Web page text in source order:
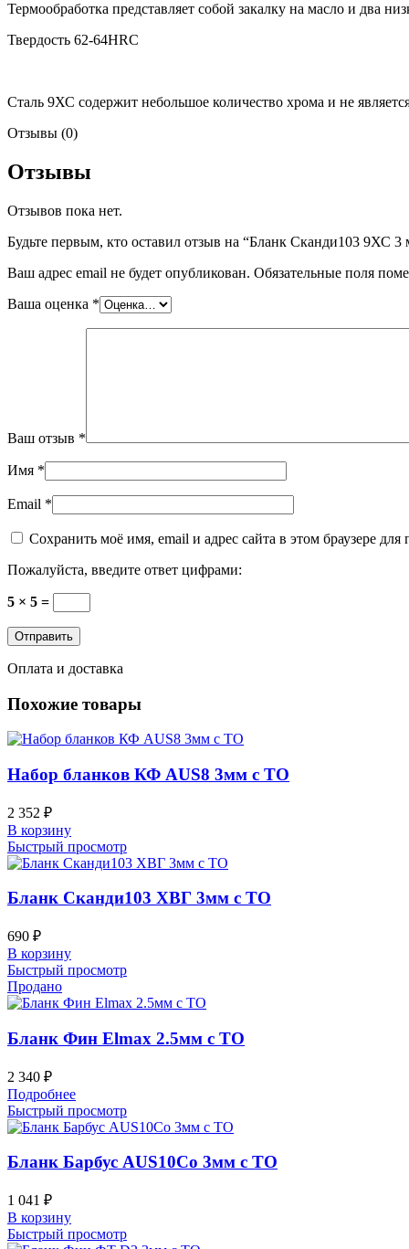
Термообработка представляет собой закалку на масло и два
Твердость 62-64HRC
Сталь 9ХС содержит небольшое количество хрома и не
Отзывы (0)
Отзывы
Отзывов пока нет.
Будьте первым, кто оставил отзыв на “Бланк Сканди103 9ХС
Ваш адрес email не будет опубликован. Обязательные поля
Ваша оценка *
Ваш отзыв *
Имя *
Email *
Сохранить моё имя, email и адрес сайта в этом браузере
Пожалуйста, введите ответ цифрами:
5 × 5 =
Оплата и доставка
Похожие товары
Набор бланков КФ AUS8 3мм с ТО
2 352 ₽
В корзину
Быстрый просмотр
Бланк Сканди103 ХВГ 3мм с ТО
690 ₽
В корзину
Быстрый просмотр
Продано
Бланк Фин Elmax 2.5мм с ТО
2 340 ₽
Подробнее
Быстрый просмотр
Бланк Барбус AUS10Co 3мм с ТО
1 041 ₽
В корзину
Быстрый просмотр